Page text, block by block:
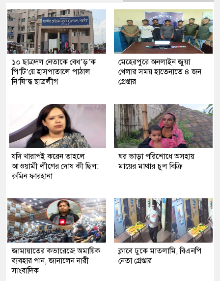
১০ ছাত্রদল নেতাকে বেধ’ড়’ক
পি’টি’য়ে হাসপাতালে পাঠাল
নি’ষি’দ্ধ ছাত্রলীগ
মেহেরপুরে অনলাইন জুয়া
খেলার সময় হাতেনাতে ৪ জন
গ্রেপ্তার
যদি খারাপই করেন তাহলে
আওয়ামী লীগের দোষ কী ছিল:
রুমিন ফারহানা
ঘর ভাড়া পরিশোধে অসহায়
মায়ের মাথার চুল বিক্রি
জামায়াতের কভারেজে অমায়িক
ব্যবহার পান, জানালেন নারী
সাংবাদিক
ক্লাবে ঢুকে মাতলামি, বিএনপি
নেতা গ্রেপ্তার